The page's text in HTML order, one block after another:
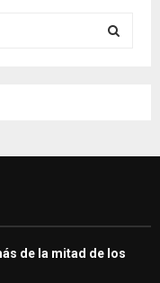
H
de la mitad de los